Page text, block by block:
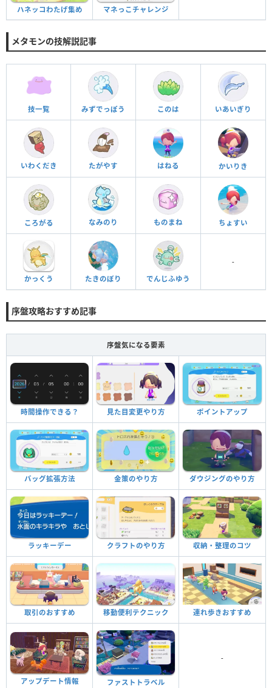
ハネッコわたげ集め マネっこチャレンジ
メタモンの技解説記事
技一覧 みずでっぽう このは いあいぎり
いわくだき たがやす はねる かいりき
ころがる なみのり ものまね ちょすい
かっくう たきのぼり でんじふゆう
-
序盤攻略おすすめ記事
序盤気になる要素
時間操作できる？ 見た目変更やり方 ポイントアップ
バッグ拡張方法 金策のやり方 ダウジングのやり方
ラッキーデー クラフトのやり方 収納・整理のコツ
取引のおすすめ 移動便利テクニック 連れ歩きおすすめ
アップデート情報 ファストトラベル
-